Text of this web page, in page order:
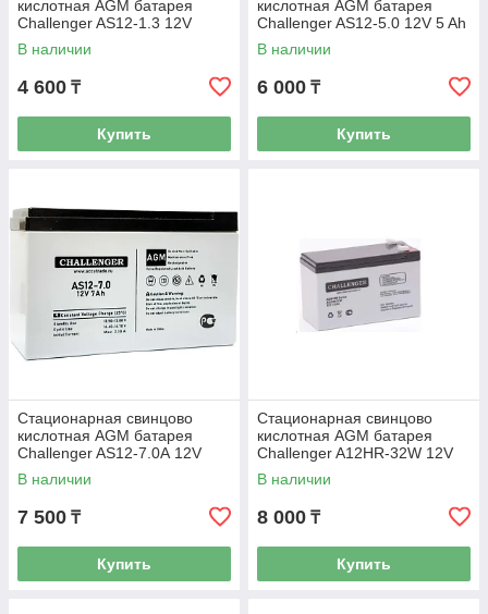
кислотная AGM батарея
Challenger AS12-1.3 12V
1.3Ah
В наличии
4 600 ₸
Купить
кислотная AGM батарея
Challenger AS12-5.0 12V 5 Ah
В наличии
6 000 ₸
Купить
Стационарная свинцово
кислотная AGM батарея
Challenger AS12-7.0А 12V
7.0Ah
В наличии
7 500 ₸
Купить
Стационарная свинцово
кислотная AGM батарея
Challenger A12HR-32W 12V
7.5Ah
В наличии
8 000 ₸
Купить